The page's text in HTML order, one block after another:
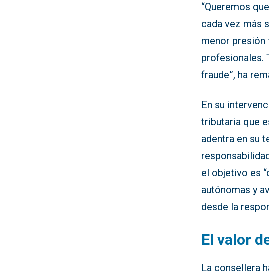
“Queremos
cada vez más
menor presión
profesionales.
fraude”, ha
En su
tributaria que
adentra en su
el objetivo es
autónomas y
desde la
El valor
La consellera